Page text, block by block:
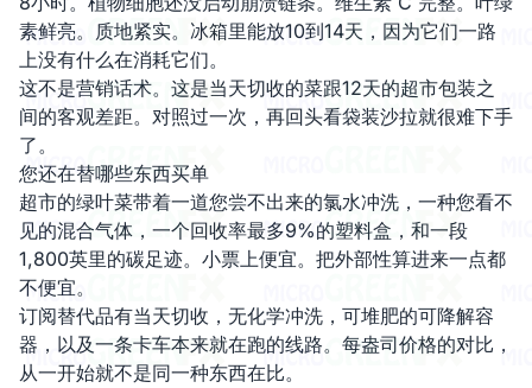
素鲜亮。质地紧实。冰箱里能放10到14天，因为它们一路
上没有什么在消耗它们。
这不是营销话术。这是当天切收的菜跟12天的超市包装之
间的客观差距。对照过一次，再回头看袋装沙拉就很难下手
了。
您还在替哪些东西买单
超市的绿叶菜带着一道您尝不出来的氯水冲洗，一种您看不
见的混合气体，一个回收率最多9%的塑料盒，和一段
1,800英里的碳足迹。小票上便宜。把外部性算进来一点都
不便宜。
订阅替代品有当天切收，无化学冲洗，可堆肥的可降解容
器，以及一条卡车本来就在跑的线路。每盎司价格的对比，
从一开始就不是同一种东西在比。